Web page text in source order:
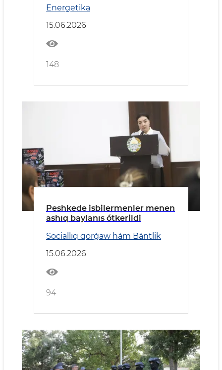
Energetika
15.06.2026
148
Peshkede isbilermenler menen
ashıq baylanıs ótkerildi
Sociallıq qorǵaw hám Bántlik
15.06.2026
94